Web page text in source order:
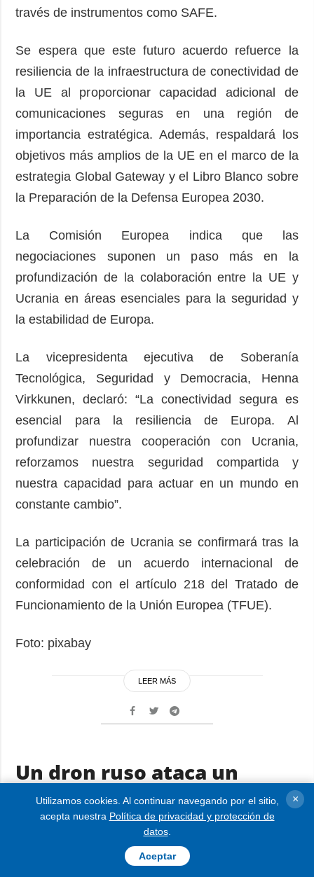
través de instrumentos como SAFE.
Se espera que este futuro acuerdo refuerce la
resiliencia de la infraestructura de conectividad de
la UE al proporcionar capacidad adicional de
comunicaciones seguras en una región de
importancia estratégica. Además, respaldará los
objetivos más amplios de la UE en el marco de la
estrategia Global Gateway y el Libro Blanco sobre
la Preparación de la Defensa Europea 2030.
La Comisión Europea indica que las
negociaciones suponen un paso más en la
profundización de la colaboración entre la UE y
Ucrania en áreas esenciales para la seguridad y
la estabilidad de Europa.
La vicepresidenta ejecutiva de Soberanía
Tecnológica, Seguridad y Democracia, Henna
Virkkunen, declaró: “La conectividad segura es
esencial para la resiliencia de Europa. Al
profundizar nuestra cooperación con Ucrania,
reforzamos nuestra seguridad compartida y
nuestra capacidad para actuar en un mundo en
constante cambio”.
La participación de Ucrania se confirmará tras la
celebración de un acuerdo internacional de
conformidad con el artículo 218 del Tratado de
Funcionamiento de la Unión Europea (TFUE).
Foto: pixabay
LEER MÁS
Un dron ruso ataca un
coche cerca del frente e
hiere a varios miembros del
equipo de filmación de
Utilizamos cookies. Al continuar navegando por el sitio,
acepta nuestra Política de privacidad y protección de
datos.
Aceptar
×